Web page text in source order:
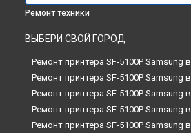
Ремонт техники
ВЫБЕРИ СВОЙ ГОРОД
Ремонт принтера SF-5100P Samsung в
Ремонт принтера SF-5100P Samsung в
Ремонт принтера SF-5100P Samsung в
Ремонт принтера SF-5100P Samsung в
Ремонт принтера SF-5100P Samsung в